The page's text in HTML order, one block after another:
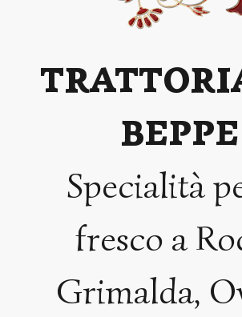
BEPPE
Specialità
fresco a
Grimalda,